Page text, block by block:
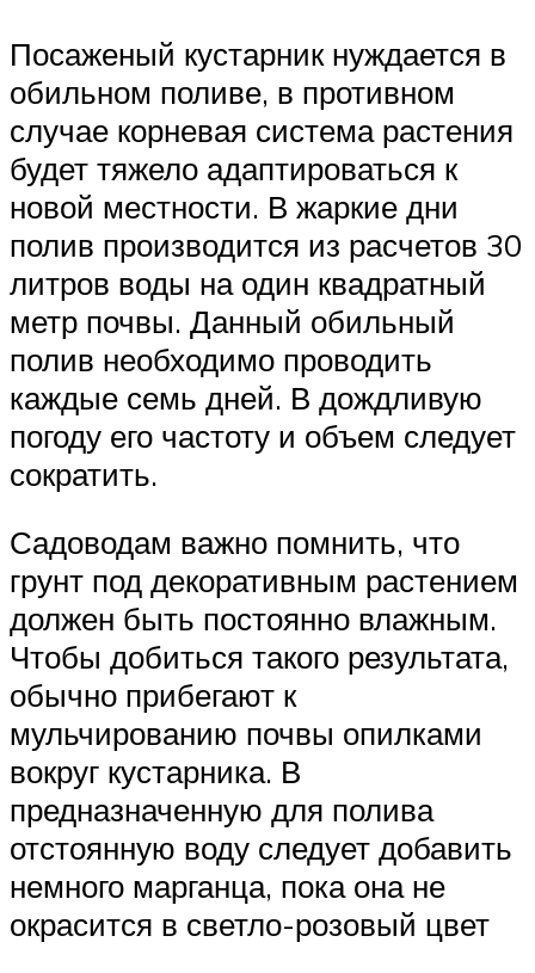
Посаженый кустарник нуждается в
обильном поливе, в противном
случае корневая система растения
будет тяжело адаптироваться к
новой местности. В жаркие дни
полив производится из расчетов 30
литров воды на один квадратный
метр почвы. Данный обильный
полив необходимо проводить
каждые семь дней. В дождливую
погоду его частоту и объем следует
сократить.
Садоводам важно помнить, что
грунт под декоративным растением
должен быть постоянно влажным.
Чтобы добиться такого результата,
обычно прибегают к
мульчированию почвы опилками
вокруг кустарника. В
предназначенную для полива
отстоянную воду следует добавить
немного марганца, пока она не
окрасится в светло-розовый цвет